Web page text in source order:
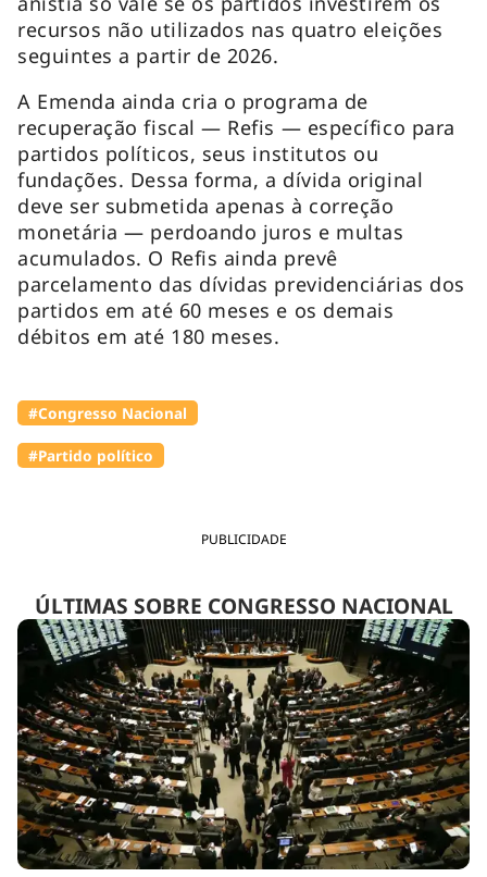
PUBLICIDADE
ÚLTIMAS SOBRE CONGRESSO NACIONAL
recursos não utilizados nas quatro eleições
seguintes a partir de 2026.
A Emenda ainda cria o programa de
recuperação fiscal — Refis — específico para
partidos políticos, seus institutos ou
fundações. Dessa forma, a dívida original
deve ser submetida apenas à correção
monetária — perdoando juros e multas
acumulados. O Refis ainda prevê
parcelamento das dívidas previdenciárias dos
partidos em até 60 meses e os demais
débitos em até 180 meses.
#Congresso Nacional
#Partido político